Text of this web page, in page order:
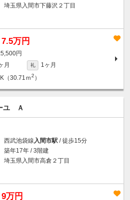
埼玉県入間市下藤沢２丁目
7.5万円
5,500円
月 礼
1ヶ月
（30.71ｍ2 ）
ユ Ａ
西武池袋線 入間市駅 / 徒歩15分
築年17年 / 3階建
埼玉県入間市高倉２丁目
9万円